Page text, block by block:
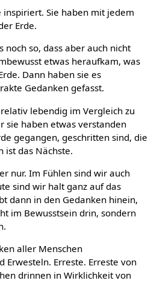
inspiriert. Sie haben mit jedem
Erde.
noch so, dass aber auch nicht
etwas heraufkam, was
Dann haben sie es
Gedanken gefasst.
lebendig im Vergleich zu
sie haben etwas verstanden
gegangen, geschritten sind, die
ist das Nächste.
nur. Im Fühlen sind wir auch
sind wir halt ganz auf das
dann in den Gedanken hinein,
im Bewusstsein drin, sondern
aller Menschen
Erwesteln. Erreste. Erreste von
drinnen in Wirklichkeit von